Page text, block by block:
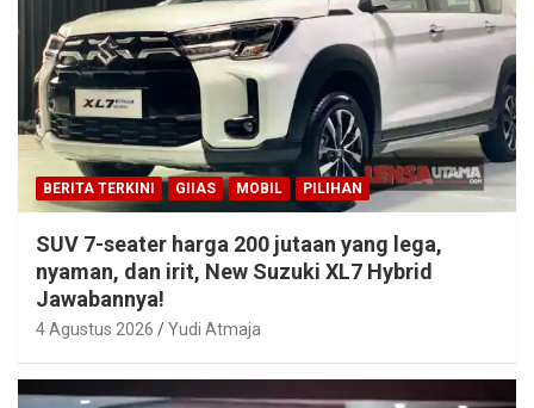
BERITA TERKINI GIIAS MOBIL PILIHAN
SUV 7-seater harga 200 jutaan yang lega,
nyaman, dan irit, New Suzuki XL7 Hybrid
Jawabannya!
4 Agustus 2026 Yudi Atmaja